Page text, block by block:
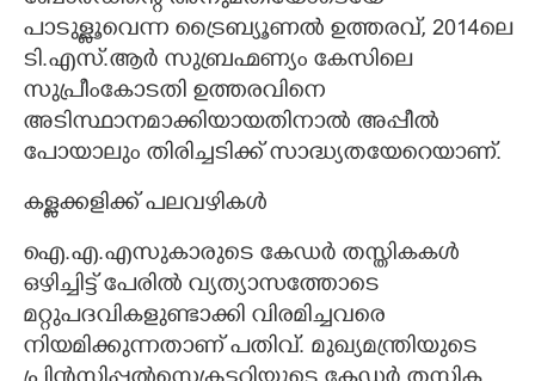
പാടുള്ളൂവെന്ന ട്രൈബ്യൂണൽ ഉത്തരവ്, 2014ലെ
ടി.എസ്.ആർ സുബ്രഹ്മണ്യം കേസിലെ
സുപ്രീംകോടതി ഉത്തരവിനെ
അടിസ്ഥാനമാക്കിയായതിനാൽ അപ്പീൽ
പോയാലും തിരിച്ചടിക്ക് സാദ്ധ്യതയേറെയാണ്.
കള്ളക്കളിക്ക് പലവഴികൾ
ഐ.എ.എസുകാരുടെ കേഡർ തസ്തികകൾ
ഒഴിച്ചിട്ട് പേരിൽ വ്യത്യാസത്തോടെ
മറ്റുപദവികളുണ്ടാക്കി വിരമിച്ചവരെ
നിയമിക്കുന്നതാണ് പതിവ്. മുഖ്യമന്ത്രിയുടെ